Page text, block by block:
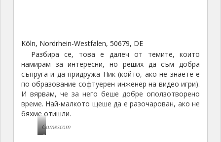
Köln, Nordrhein-Westfalen, 50679, DE
Разбира се, това е далеч от темите, които
намирам за интересни, но реших да съм добра
съпруга и да придружа Ник (който, ако не знаете е
по образование софтуерен инженер на видео игри).
И вярвам, че за него беше добре оползотворено
време. Най-малкото щеше да е разочарован, ако не
бяхме отишли.
G
Gamescom